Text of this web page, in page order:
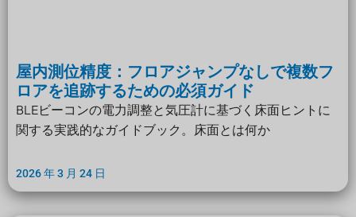
屋内測位精度：フロアジャンプなしで複数フ
ロアを追跡するための必須ガイド
BLEビーコンの電力調整と気圧計に基づく床面ヒントに
関する実践的なガイドブック。床面とは何か
2026 年 3 月 24 日